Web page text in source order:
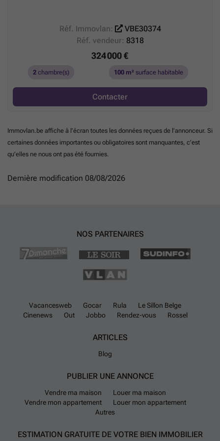
Réf. Immovlan:
VBE30374
Réf. vendeur: 8318
324 000 €
2 chambre(s) 100 m² surface habitable
Contacter
Immovlan.be affiche à l’écran toutes les données reçues de l’annonceur. Si
certaines données importantes ou obligatoires sont manquantes, c’est
qu’elles ne nous ont pas été fournies.
Dernière modification 08/08/2026
NOS PARTENAIRES
Vacancesweb Gocar Rula
Le Sillon Belge
Cinenews
Out Jobbo Rendez-vous Rossel
ARTICLES
Blog
PUBLIER UNE ANNONCE
Vendre ma maison
Louer ma maison
Vendre mon appartement
Louer mon appartement
Autres
ESTIMATION GRATUITE DE VOTRE BIEN IMMOBILIER